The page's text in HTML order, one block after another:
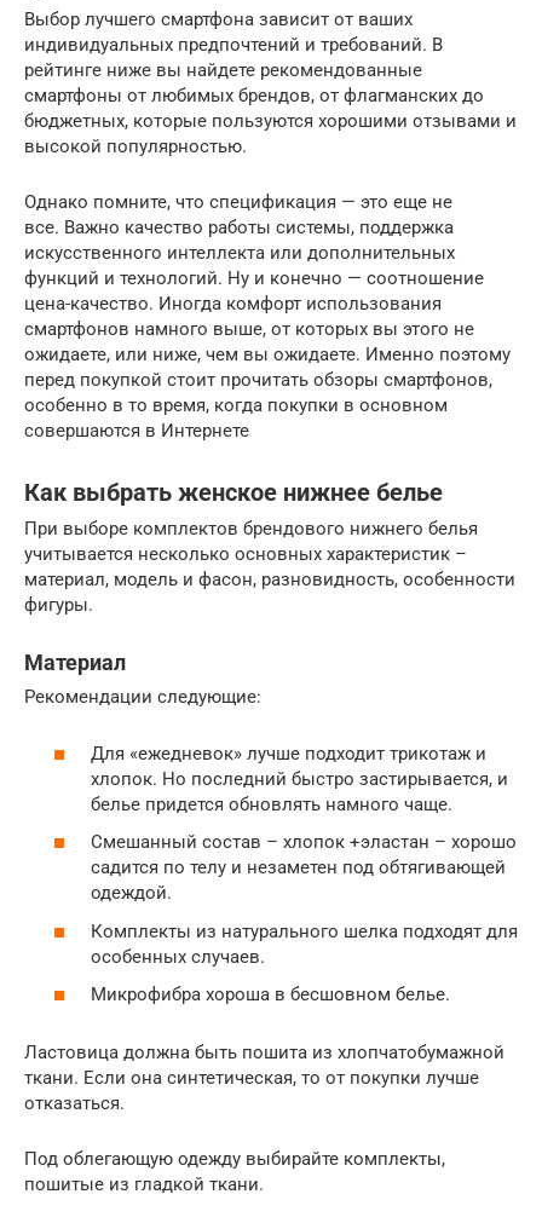
Выбор лучшего смартфона зависит от ваших
индивидуальных предпочтений и требований. В
рейтинге ниже вы найдете рекомендованные
смартфоны от любимых брендов, от флагманских до
бюджетных, которые пользуются хорошими отзывами и
высокой популярностью.
Однако помните, что спецификация — это еще не
все. Важно качество работы системы, поддержка
искусственного интеллекта или дополнительных
функций и технологий. Ну и конечно — соотношение
цена-качество. Иногда комфорт использования
смартфонов намного выше, от которых вы этого не
ожидаете, или ниже, чем вы ожидаете. Именно поэтому
перед покупкой стоит прочитать обзоры смартфонов,
особенно в то время, когда покупки в основном
совершаются в Интернете
Как выбрать женское нижнее белье
При выборе комплектов брендового нижнего белья
учитывается несколько основных характеристик –
материал, модель и фасон, разновидность, особенности
фигуры.
Материал
Рекомендации следующие:
Для «ежедневок» лучше подходит трикотаж и
хлопок. Но последний быстро застирывается, и
белье придется обновлять намного чаще.
Смешанный состав – хлопок +эластан – хорошо
садится по телу и незаметен под обтягивающей
одеждой.
Комплекты из натурального шелка подходят для
особенных случаев.
Микрофибра хороша в бесшовном белье.
Ластовица должна быть пошита из хлопчатобумажной
ткани. Если она синтетическая, то от покупки лучше
отказаться.
Под облегающую одежду выбирайте комплекты,
пошитые из гладкой ткани.